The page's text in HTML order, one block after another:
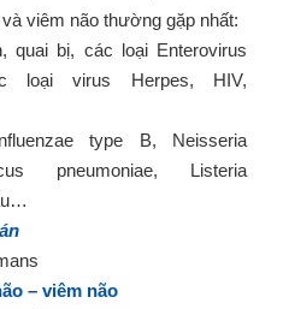
viêm não thường gặp nhất:
quai bị, các loại Enterovirus
loại virus Herpes, HIV,
type B, Neisseria
pneumoniae, Listeria
– viêm não